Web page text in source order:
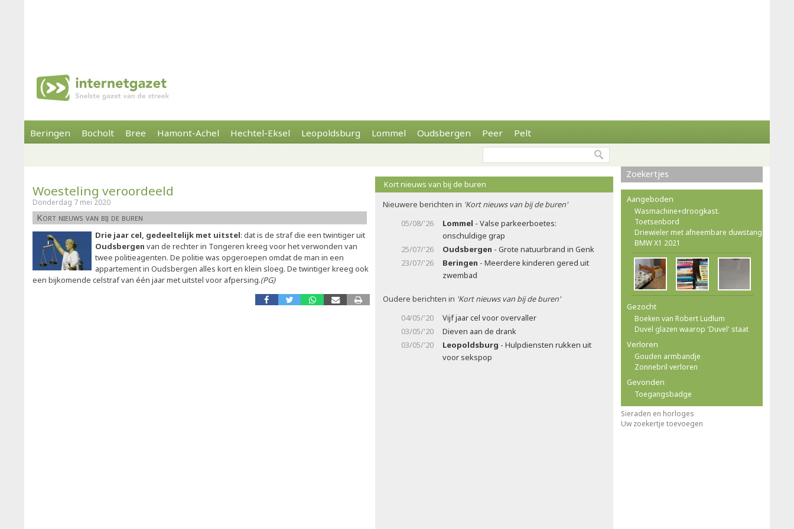
Beringen Bocholt Bree Hamont-Achel Hechtel-Eksel Leopoldsburg Lommel Oudsbergen Peer Pelt
Woesteling veroordeeld
Donderdag 7 mei 2020
Kort nieuws van bij de buren
Drie jaar cel, gedeeltelijk met uitstel: dat is de straf die een twintiger uit
Oudsbergen van de rechter in Tongeren kreeg voor het verwonden van
twee politieagenten. De politie was opgeroepen omdat de man in een
appartement in Oudsbergen alles kort en klein sloeg. De twintiger kreeg ook
een bijkomende celstraf van één jaar met uitstel voor afpersing.(PG)
Kort nieuws van bij de buren
Nieuwere berichten in 'Kort nieuws van bij de buren'
05/08/'26
Lommel - Valse parkeerboetes:
onschuldige grap
25/07/'26
Oudsbergen - Grote natuurbrand in Genk
23/07/'26
Beringen - Meerdere kinderen gered uit
zwembad
Oudere berichten in 'Kort nieuws van bij de buren'
04/05/'20
Vijf jaar cel voor overvaller
03/05/'20
Dieven aan de drank
03/05/'20
Leopoldsburg - Hulpdiensten rukken uit
voor sekspop
Zoekertjes
Aangeboden
Wasmachine+droogkast.
Toetsenbord
Driewieler met afneembare duwstang
BMW X1 2021
Gezocht
Boeken van Robert Ludlum
Duvel glazen waarop 'Duvel' staat
Verloren
Gouden armbandje
Zonnebril verloren
Gevonden
Toegangsbadge
Sieraden en horloges
Uw zoekertje toevoegen